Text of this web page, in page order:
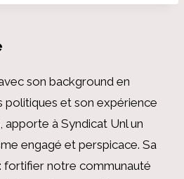
son background en
politiques et son expérience
apporte à Syndicat Unl un
engagé et perspicace. Sa
fortifier notre communauté